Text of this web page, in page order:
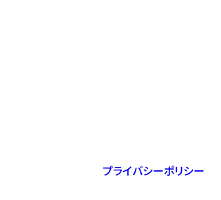
プライバシーポリシー